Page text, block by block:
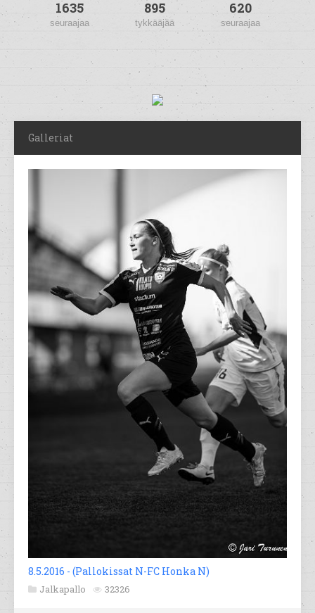
1635
seuraajaa
895
tykkääjää
620
seuraajaa
Galleriat
8.5.2016 - (Pallokissat N-FC Honka N)
Jalkapallo 32326